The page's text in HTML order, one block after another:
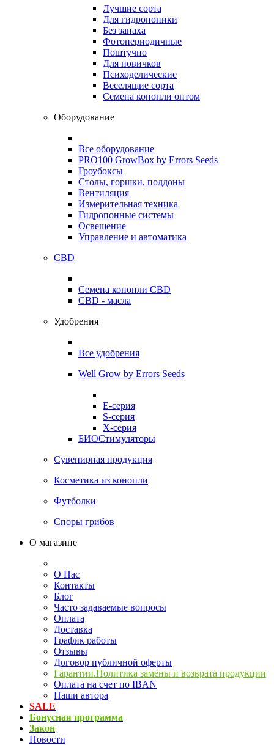
Лучшие сорта
Для гидропоники
Без запаха
Фотопериодичные
Поштучно
Для новичков
Психоделические
Веселящие сорта
Семена конопли оптом
Оборудование
Все оборудование
PRO100 GrowBox by Errors Seeds
Гроубоксы
Столы, горшки, поддоны
Вентиляция
Измерительная техника
Гидропонные системы
Освещение
Управление и автоматика
CBD
Семена конопли CBD
CBD - масла
Удобрения
Все удобрения
Well Grow by Errors Seeds
E-серия
S-серия
X-серия
БИОСтимуляторы
Сувенирная продукция
Косметика из конопли
Футболки
Споры грибов
О магазине
О Нас
Контакты
Блог
Часто задаваемые вопросы
Оплата
Доставка
График работы
Отзывы
Договор публичной оферты
Гарантии.Политика замены и возврата продукции
Оплата на счет по IBAN
Наши автора
SALE
Бонусная программа
Закон
Новости